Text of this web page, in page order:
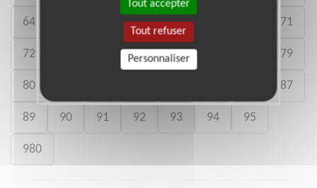
64 67 68 71
72 75 76 79
80 87
89 90 91 92 93 94 95
980
Tout accepter
Tout refuser
Personnaliser